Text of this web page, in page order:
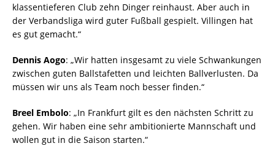
klassentieferen Club zehn Dinger reinhaust. Aber auch in
der Verbandsliga wird guter Fußball gespielt. Villingen hat
es gut gemacht.“
Dennis Aogo: „Wir hatten insgesamt zu viele Schwankungen
zwischen guten Ballstafetten und leichten Ballverlusten. Da
müssen wir uns als Team noch besser finden.“
Breel Embolo: „In Frankfurt gilt es den nächsten Schritt zu
gehen. Wir haben eine sehr ambitionierte Mannschaft und
wollen gut in die Saison starten.“